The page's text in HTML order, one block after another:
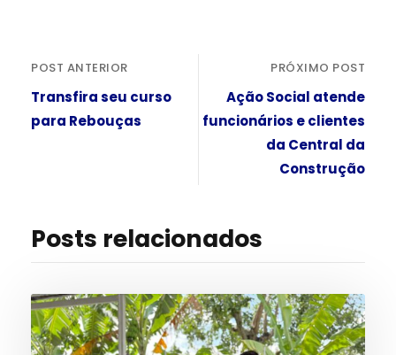
POST ANTERIOR
Transfira seu curso
para Rebouças
PRÓXIMO POST
Ação Social atende
funcionários e clientes
da Central da
Construção
Posts relacionados